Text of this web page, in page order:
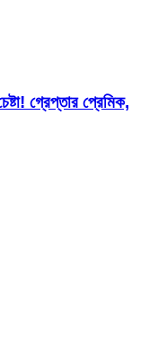
গ্রেপ্তার প্রেমিক,